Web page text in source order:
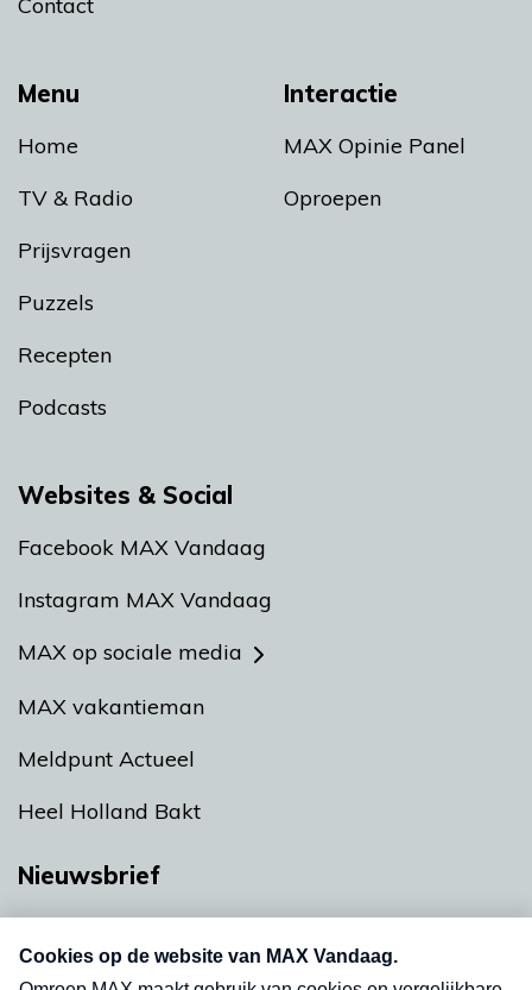
Menu
Home
TV & Radio
Prijsvragen
Puzzels
Recepten
Podcasts
Interactie
MAX Opinie Panel
Oproepen
Contact
Websites & Social
Facebook MAX Vandaag
Instagram MAX Vandaag
MAX op sociale media
MAX vakantieman
Meldpunt Actueel
Heel Holland Bakt
Nieuwsbrief
nieuwsbrief. Elke vrijdag- en dinsdagochtend in
uw mailbox.